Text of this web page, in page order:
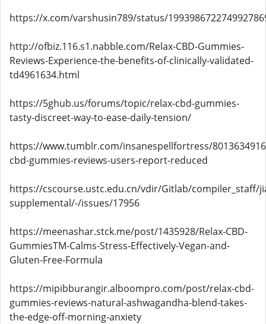
https://x.com/varshusin789/status/
http://ofbiz.116.s1.nabble.com/Relax-CBD-Gummies-
Reviews-Experience-the-benefits-of-clinically-validated-
td4961634.html
https://5ghub.us/forums/topic/relax-cbd-gummies-
tasty-discreet-way-to-ease-daily-tension/
https://www.tumblr.com/insanespellfortress/
cbd-gummies-reviews-users-report-reduced
https://cscourse.ustc.edu.cn/vdir/Gitlab/compiler_staff/
supplemental/-/issues/17956
https://meenashar.stck.me/post/1435928/Relax-CBD-
GummiesTM-Calms-Stress-Effectively-Vegan-and-
Gluten-Free-Formula
https://mipibburangir.alboompro.com/post/relax-cbd-
gummies-reviews-natural-ashwagandha-blend-takes-
the-edge-off-morning-anxiety